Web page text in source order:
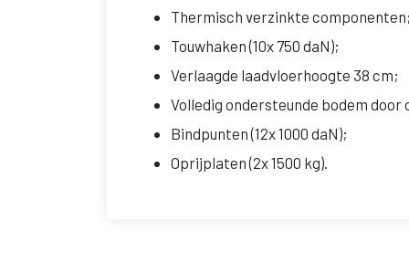
Thermisch verzinkte componenten;
Touwhaken (10x 750 daN);
Verlaagde laadvloerhoogte 38 cm;
Volledig ondersteunde bodem door
Bindpunten (12x 1000 daN);
Oprijplaten (2x 1500 kg).